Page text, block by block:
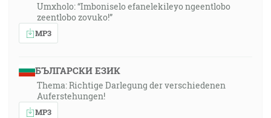
Umxholo: “Imboniselo efanelekileyo ngeentlobo
zeentlobo zovuko!”
MP3
БЪЛГАРСКИ ЕЗИК
Thema: Richtige Darlegung der verschiedenen
Auferstehungen!
MP3